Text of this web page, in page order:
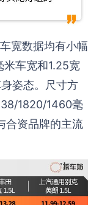
宽数据均有小幅
车宽和1.25宽
姿态。尺寸方
1820/1460毫
合资品牌的主流